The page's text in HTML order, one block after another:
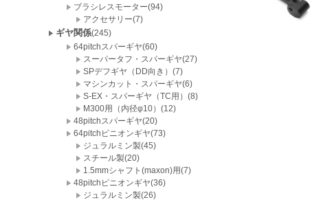
ブラシレスモーター(94)
アクセサリー(7)
ギヤ関係(245)
64pitchスパーギヤ(60)
スーパータフ・スパーギヤ(27)
SPデフギヤ（DD向き）(7)
マシンカット・スパーギヤ(6)
S-EX・スパーギヤ（TC用）(8)
M300用（内径φ10）(12)
48pitchスパーギヤ(20)
64pitchピニオンギヤ(73)
ジュラルミン製(45)
スチール製(20)
1.5mmシャフト(maxon)用(7)
48pitchピニオンギヤ(36)
ジュラルミン製(26)